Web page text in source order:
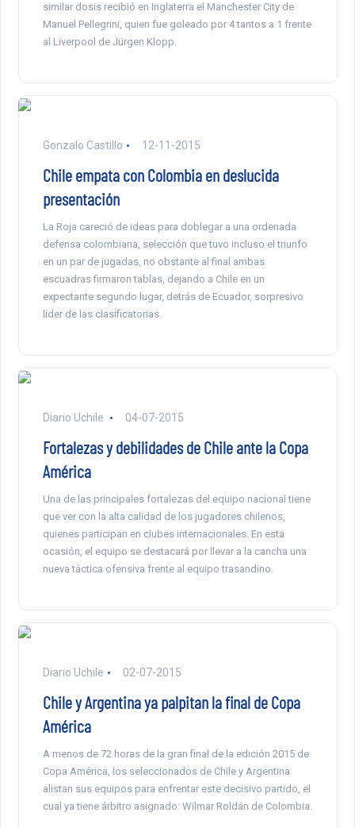
similar dosis recibió en Inglaterra el Manchester City de
Manuel Pellegrini, quien fue goleado por 4 tantos a 1 frente
al Liverpool de Jürgen Klopp.
Gonzalo Castillo 12-11-2015
Chile empata con Colombia en deslucida
presentación
La Roja careció de ideas para doblegar a una ordenada
defensa colombiana, selección que tuvo incluso el triunfo
en un par de jugadas, no obstante al final ambas
escuadras firmaron tablas, dejando a Chile en un
expectante segundo lugar, detrás de Ecuador, sorpresivo
líder de las clasificatorias.
Diario Uchile 04-07-2015
Fortalezas y debilidades de Chile ante la Copa
América
Una de las principales fortalezas del equipo nacional tiene
que ver con la alta calidad de los jugadores chilenos,
quienes participan en clubes internacionales. En esta
ocasión, el equipo se destacará por llevar a la cancha una
nueva táctica ofensiva frente al equipo trasandino.
Diario Uchile 02-07-2015
Chile y Argentina ya palpitan la final de Copa
América
A menos de 72 horas de la gran final de la edición 2015 de
Copa América, los seleccionados de Chile y Argentina
alistan sus equipos para enfrentar este decisivo partido, el
cual ya tiene árbitro asignado: Wilmar Roldán de Colombia.